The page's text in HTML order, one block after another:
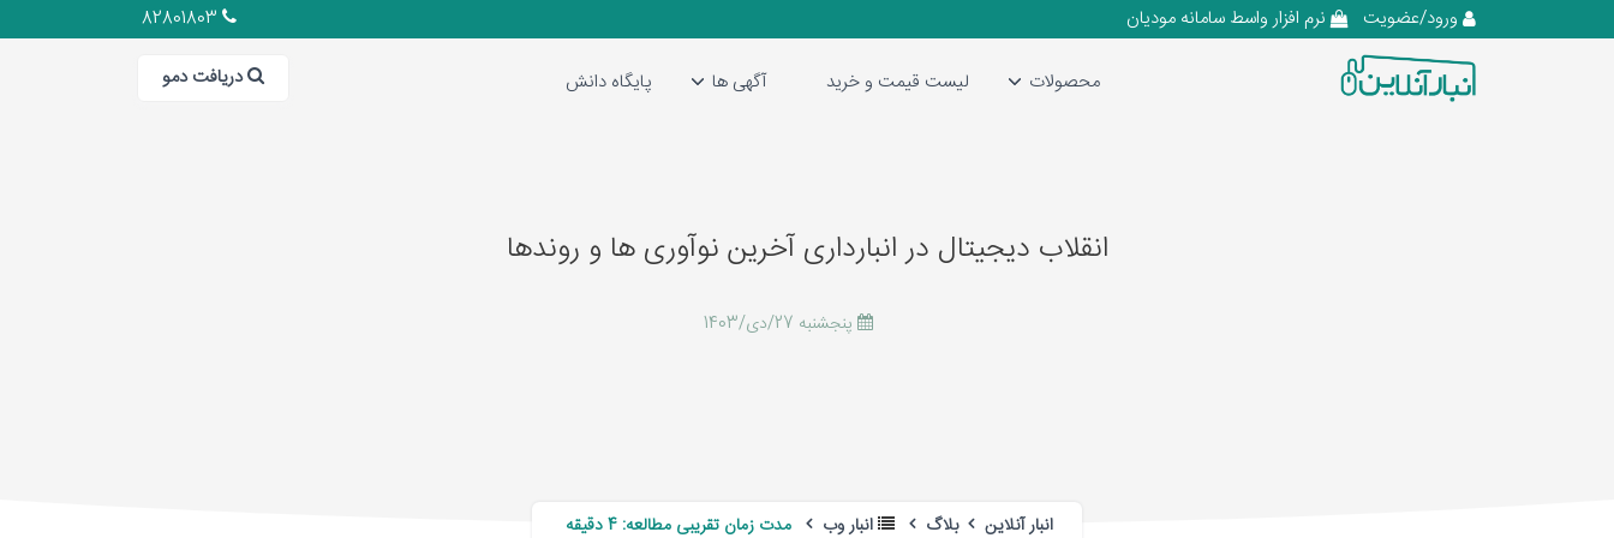
ورود/عضویت نرم افزار واسط سامانه مودیان
دریافت دمو
محصولات لیست قیمت و خرید آگهی ها پایگاه دانش
انقلاب دیجیتال در انبارداری آخرین نوآوری ها و روندها
پنجشنبه 27/دی/1403
انبار آنلاین بلاگ انبار وب مدت زمان تقریبی مطالعه: 4 دقیقه